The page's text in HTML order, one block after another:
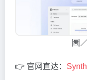
圖／
👉 官网直达：